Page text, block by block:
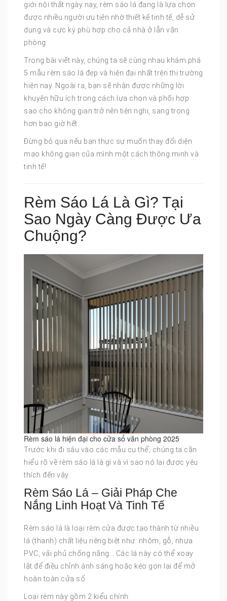
giới nội thất ngày nay, rèm sáo lá đang là lựa chọn
được nhiều người ưu tiên nhờ thiết kế tinh tế, dễ sử
dụng và cực kỳ phù hợp cho cả nhà ở lẫn văn
phòng.
Trong bài viết này, chúng ta sẽ cùng nhau khám phá
5 mẫu rèm sáo lá đẹp và hiện đại nhất trên thị trường
hiện nay. Ngoài ra, bạn sẽ nhận được những lời
khuyên hữu ích trong cách lựa chọn và phối hợp
sao cho không gian trở nên tiện nghi, sang trọng
hơn bao giờ hết.
Đừng bỏ qua nếu bạn thực sự muốn thay đổi diện
mạo không gian của mình một cách thông minh và
tinh tế!
Rèm Sáo Lá Là Gì? Tại
Sao Ngày Càng Được Ưa
Chuộng?
Rèm sáo lá hiện đại cho cửa sổ văn phòng 2025
Trước khi đi sâu vào các mẫu cụ thể, chúng ta cần
hiểu rõ về rèm sáo lá là gì và vì sao nó lại được yêu
thích đến vậy.
Rèm Sáo Lá – Giải Pháp Che
Nắng Linh Hoạt Và Tinh Tế
Rèm sáo lá là loại rèm cửa được tạo thành từ nhiều
lá (thanh) chất liệu riêng biệt như: nhôm, gỗ, nhựa
PVC, vải phủ chống nắng… Các lá này có thể xoay
lật để điều chỉnh ánh sáng hoặc kéo gọn lại để mở
hoàn toàn cửa sổ.
Loại rèm này gồm 2 kiểu chính: